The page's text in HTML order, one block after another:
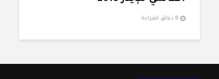
8 دقائق للقراءة